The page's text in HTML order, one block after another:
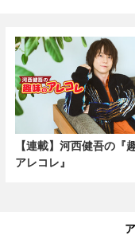
【連載】河西健吾の『
アレコレ』